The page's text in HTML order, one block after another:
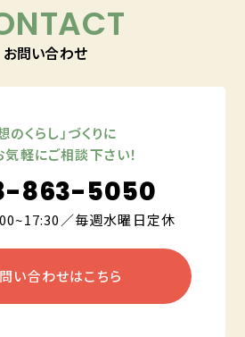
お問い合わせ
のくらし」づくりに
気軽にご相談下さい！
863-5050
／毎週水曜日定休
い合わせはこちら